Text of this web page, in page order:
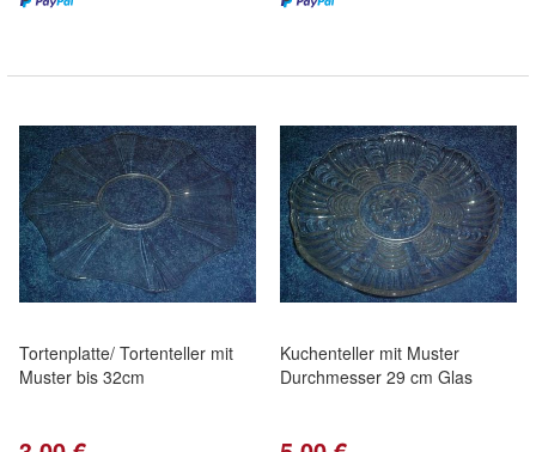
Tortenplatte/ Tortenteller mit
Muster bis 32cm
Kuchenteller mit Muster
Durchmesser 29 cm Glas